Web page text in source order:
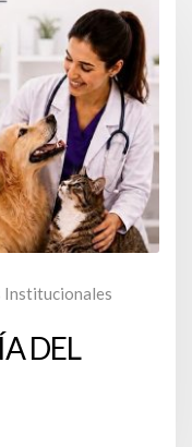
Institucionales
DEL